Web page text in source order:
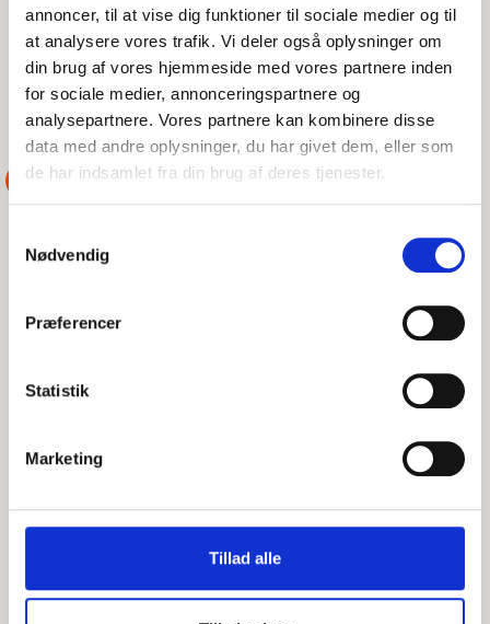
annoncer, til at vise dig funktioner til sociale medier og til
at analysere vores trafik. Vi deler også oplysninger om
din brug af vores hjemmeside med vores partnere inden
for sociale medier, annonceringspartnere og
analysepartnere. Vores partnere kan kombinere disse
data med andre oplysninger, du har givet dem, eller som
de har indsamlet fra din brug af deres tjenester.
Nødvendig
Præferencer
Statistik
Marketing
Tillad alle
Klokken er 19:05 mandag aften - grønt udkald - en motorbåd
med bl.a. 3 børn ombord, ligger mellem Ejerslev og Amtoft
med tovværk i skruen. Clemens har første
DSRS Løgstør LÆS MERE
MOTORPROBLEMER
ASSISTANCE